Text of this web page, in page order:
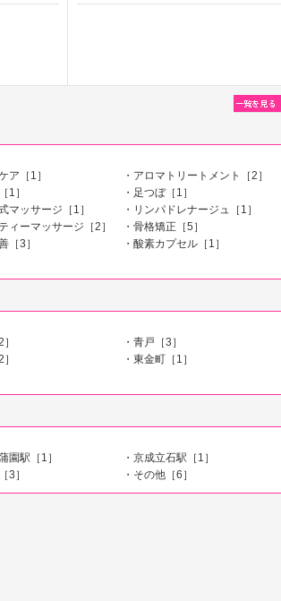
ア［1］
・アロマトリートメント［2］
1］
・足つぼ［1］
マッサージ［1］
・リンパドレナージュ［1］
ィーマッサージ［2］
・骨格矯正［5］
［3］
・酸素カプセル［1］
・青戸［3］
・東金町［1］
園駅［1］
・京成立石駅［1］
3］ ・その他［6］